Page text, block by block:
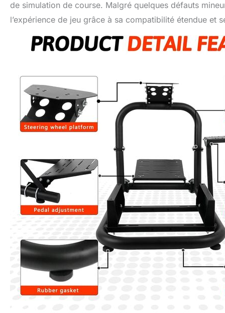
de simulation de course. Malgré quelques défauts
l’expérience de jeu grâce à sa compatibilité étendue et